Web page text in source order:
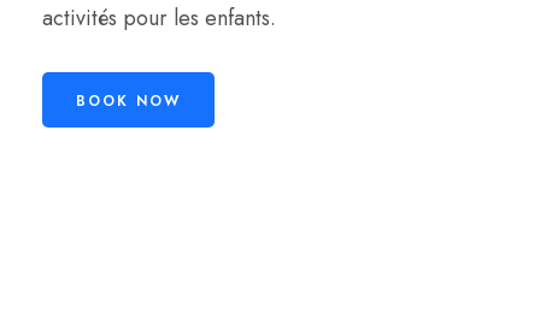
activités pour les enfants.
BOOK NOW